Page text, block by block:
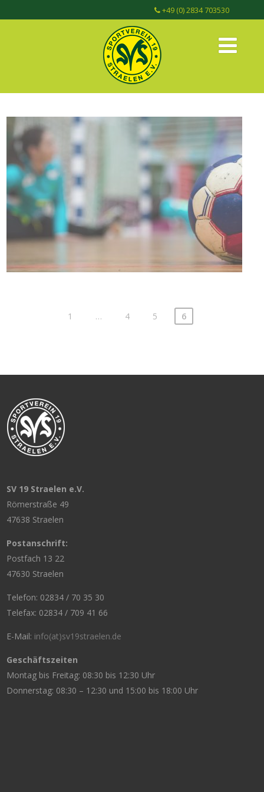
+49 (0) 2834 703530
1 … 4 5 6
SV 19 Straelen e.V.
Römerstraße 49
47638 Straelen
Postanschrift:
Postfach 13 22
47630 Straelen
Telefon: 02834 / 70 35 30
Telefax: 02834 / 709 41 66
E-Mail: info(at)sv19straelen.de
Geschäftszeiten
Montag bis Freitag: 08:30 bis 12:30 Uhr
Donnerstag: 08:30 – 12:30 und 15:00 bis 18:00 Uhr